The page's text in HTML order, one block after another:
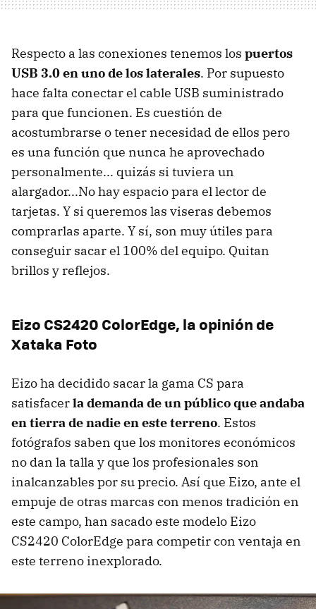
Respecto a las conexiones tenemos los puertos
USB 3.0 en uno de los laterales. Por supuesto
hace falta conectar el cable USB suministrado
para que funcionen. Es cuestión de
acostumbrarse o tener necesidad de ellos pero
es una función que nunca he aprovechado
personalmente... quizás si tuviera un
alargador...No hay espacio para el lector de
tarjetas. Y si queremos las viseras debemos
comprarlas aparte. Y sí, son muy útiles para
conseguir sacar el 100% del equipo. Quitan
brillos y reflejos.
Eizo CS2420 ColorEdge, la opinión de
Xataka Foto
Eizo ha decidido sacar la gama CS para
satisfacerla demanda de un público que andaba
en tierra de nadie en este terreno. Estos
fotógrafos saben que los monitores económicos
no dan la talla y que los profesionales son
inalcanzables por su precio. Así que Eizo, ante el
empuje de otras marcas con menos tradición en
este campo, han sacado este modelo Eizo
CS2420 ColorEdge para competir con ventaja en
este terreno inexplorado.